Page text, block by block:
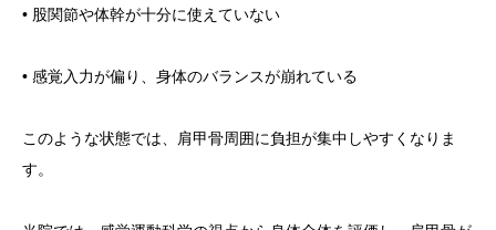
• 股関節や体幹が十分に使えていない
• 感覚入力が偏り、身体のバランスが崩れている
このような状態では、肩甲骨周囲に負担が集中しやすくなりま
す。